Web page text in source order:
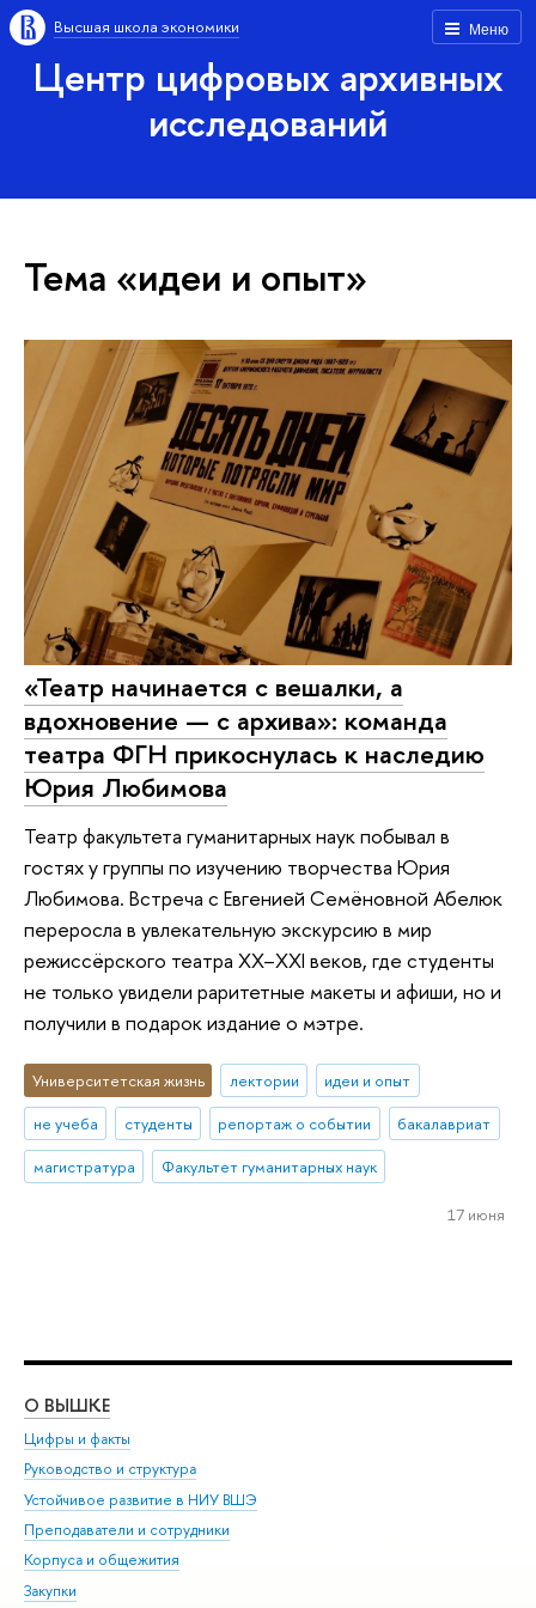
Меню
Высшая школа экономики
Центр цифровых архивных
исследований
Тема «идеи и опыт»
«Театр начинается с вешалки, а
вдохновение — с архива»: команда
театра ФГН прикоснулась к наследию
Юрия Любимова
Театр факультета гуманитарных наук побывал в
гостях у группы по изучению творчества Юрия
Любимова. Встреча с Евгенией Семёновной Абелюк
переросла в увлекательную экскурсию в мир
режиссёрского театра XX–XXI веков, где студенты
не только увидели раритетные макеты и афиши, но и
получили в подарок издание о мэтре.
Университетская жизнь лектории
идеи и опыт
не учеба
студенты репортаж о событии
бакалавриат
магистратура
Факультет гуманитарных наук
17 июня
О ВЫШКЕ
Цифры и факты
Руководство и структура
Устойчивое развитие в НИУ ВШЭ
Преподаватели и сотрудники
Корпуса и общежития
Закупки